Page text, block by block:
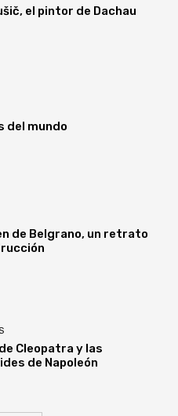
el pintor de Dachau
del mundo
de Belgrano, un retrato
Cleopatra y las
de Napoleón